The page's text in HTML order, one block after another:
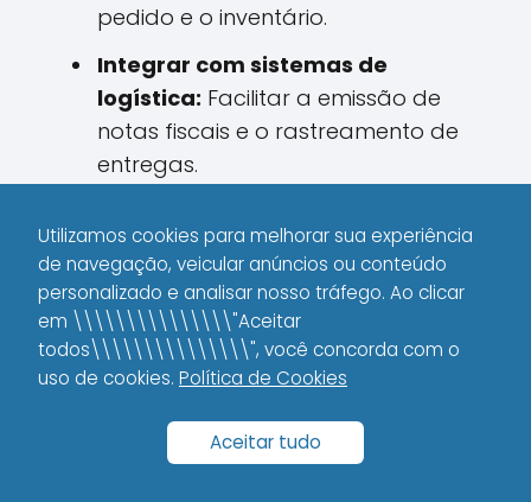
pedido e o inventário.
Integrar com sistemas de
logística: Facilitar a emissão de
notas fiscais e o rastreamento de
entregas.
Essa integração também possibilita o
uso de diferentes métodos de
pagamento, desde cartões de crédito
até carteiras digitais, aumentando a
comodidade e a confiança dos clientes.
Sistemas de Gestão
Empresarial (ERP) e CRM
Utilizamos cookies para melhorar sua experiência
de navegação, veicular anúncios ou conteúdo
personalizado e analisar nosso tráfego. Ao clicar
em \\\\\\\\\\\\\\\"Aceitar
todos\\\\\\\\\\\\\\\", você concorda com o
uso de cookies. Política de Cookies
Aceitar tudo